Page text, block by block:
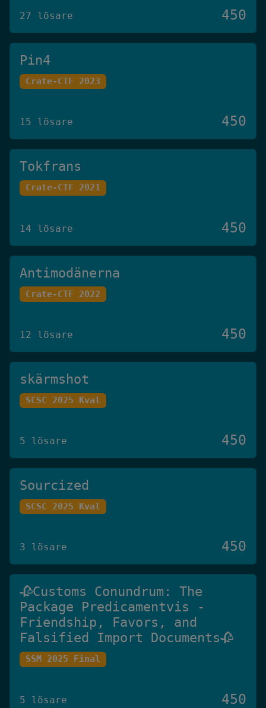
27 lösare 450
Pin4
Crate-CTF 2023
15 lösare 450
Tokfrans
Crate-CTF 2021
14 lösare 450
Antimodänerna
Crate-CTF 2022
12 lösare 450
skärmshot
SCSC 2025 Kval
5 lösare 450
Sourcized
SCSC 2025 Kval
3 lösare 450
🥀Customs Conundrum: The
Package Predicamentvis -
Friendship, Favors, and
Falsified Import Documents🥀
SSM 2025 Final
5 lösare 450